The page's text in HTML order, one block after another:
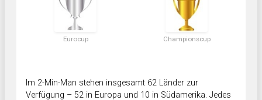
Eurocup Championscup
Im 2-Min-Man stehen insgesamt 62 Länder zur
Verfügung – 52 in Europa und 10 in Südamerika. Jedes